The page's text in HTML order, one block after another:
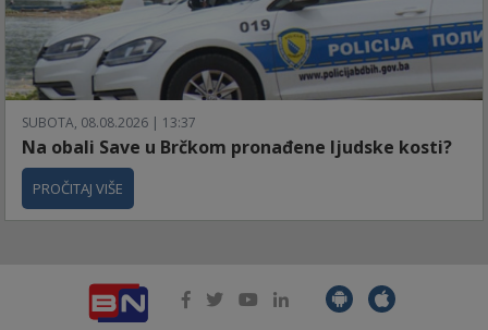
SUBOTA, 08.08.2026 | 13:37
Na obali Save u Brčkom pronađene ljudske kosti?
PROČITAJ VIŠE